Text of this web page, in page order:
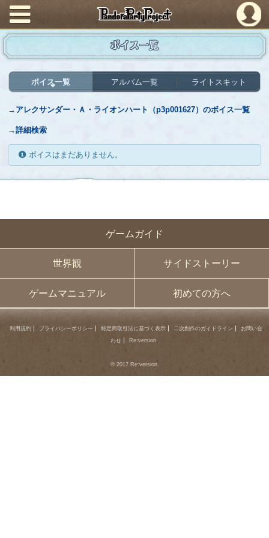
PandoraPartyProject
ゲームガイド
世界観 サイドストーリー
ゲームマニュアル 初めての方へ
ボイス一覧
ボイス一覧 アルバム一覧 ライトスキット
→アレクサンダー・Ａ・ライオンハート（p3p001627）のボイス一覧
→詳細検索
ボイスはまだありません。
利用規約 プライバシーポリシー 特定商取引法に基づく表示 二次創作のガイドライン
お問い合
わせ
Re:version
© 2017 Re:version.